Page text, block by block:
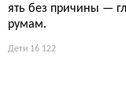
ять без причины —
румам.
Дети 16 122